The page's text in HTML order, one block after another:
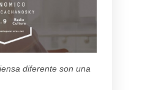
diferente son una